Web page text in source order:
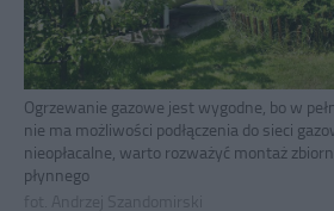
Ogrzewanie gazowe jest wygodne, bo w
nie ma możliwości podłączenia do sieci
nieopłacalne, warto rozważyć montaż
płynnego